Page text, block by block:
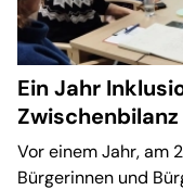
Ein Jahr
Vor einem Jahr, am
Bürgerinnen und